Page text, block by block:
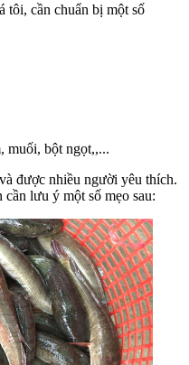
tôi, cần chuẩn bị một số
muối, bột ngọt,,...
được nhiều người yêu thích.
lưu ý một số mẹo sau: